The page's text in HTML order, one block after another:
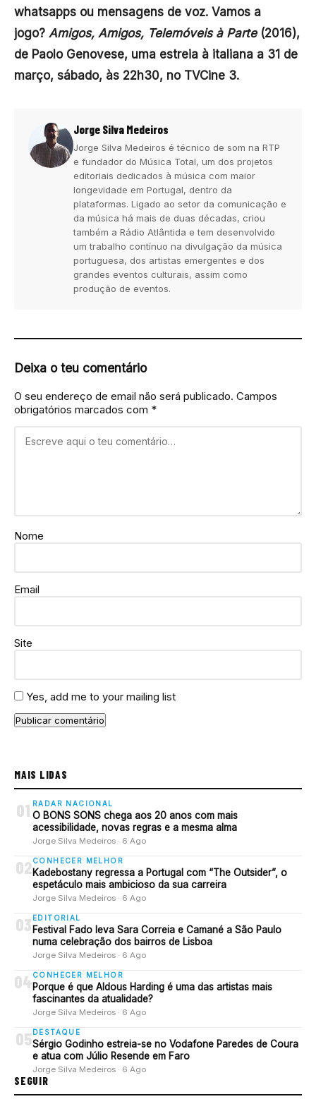
whatsapps ou mensagens de voz. Vamos a
jogo? Amigos, Amigos, Telemóveis à Parte(2016),
de Paolo Genovese, uma estreia à italiana a 31 de
março, sábado, às 22h30, no TVCine 3.
Jorge Silva Medeiros
Jorge Silva Medeiros é técnico de som na RTP
e fundador do Música Total, um dos projetos
editoriais dedicados à música com maior
longevidade em Portugal, dentro da
plataformas. Ligado ao setor da comunicação e
da música há mais de duas décadas, criou
também a Rádio Atlântida e tem desenvolvido
um trabalho contínuo na divulgação da música
portuguesa, dos artistas emergentes e dos
grandes eventos culturais, assim como
produção de eventos.
Deixa o teu comentário
O seu endereço de email não será publicado. Campos
obrigatórios marcados com *
Nome
Email
Site
Yes, add me to your mailing list
MAIS LIDAS
01 RADAR NACIONAL
O BONS SONS chega aos 20 anos com mais
acessibilidade, novas regras e a mesma alma
Jorge Silva Medeiros · 6 Ago
02 CONHECER MELHOR
Kadebostany regressa a Portugal com “The Outsider”, o
espetáculo mais ambicioso da sua carreira
Jorge Silva Medeiros · 6 Ago
03 EDITORIAL
Festival Fado leva Sara Correia e Camané a São Paulo
numa celebração dos bairros de Lisboa
Jorge Silva Medeiros · 6 Ago
04CONHECER MELHOR
Porque é que Aldous Harding é uma das artistas mais
fascinantes da atualidade?
Jorge Silva Medeiros · 6 Ago
05 DESTAQUE
Sérgio Godinho estreia-se no Vodafone Paredes de Coura
e atua com Júlio Resende em Faro
Jorge Silva Medeiros · 6 Ago
SEGUIR